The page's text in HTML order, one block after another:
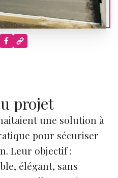
projet
une solution à
pour sécuriser
Leur objectif :
élégant, sans